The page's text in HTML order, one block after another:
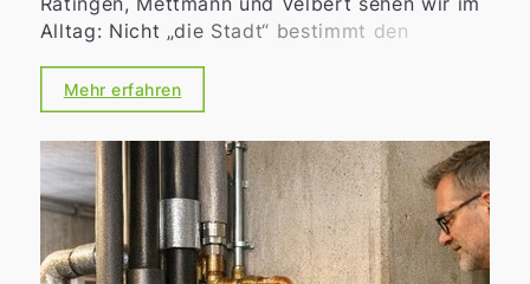
Alltag: Nicht „die Stadt“ bestimmt den
Mikrolage. Für Eigentümerinnen und
Eigentümer heißt das: Wer den Unterschied
zwischen guter und sehr guter Straße erkennt,
schafft bessere Voraussetzungen für eine
realistische Preisstrategie und eine zielgenaue
Vermarktung.
Mehr erfahren